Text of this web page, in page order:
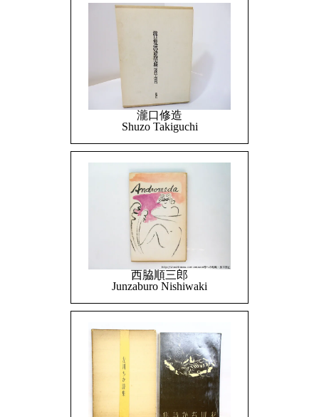
瀧口修造
Shuzo Takiguchi
西脇順三郎
Junzaburo Nishiwaki